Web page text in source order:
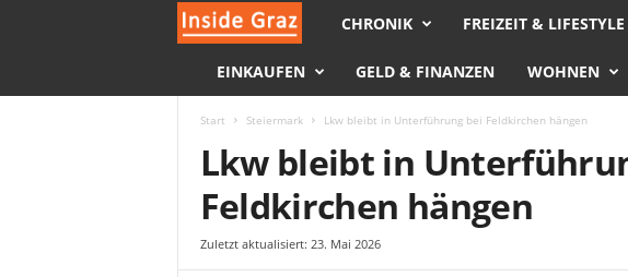
s
i
d
CHRONIK FREIZEIT & LIFESTYLE
EINKAUFEN GELD & FINANZEN WOHNEN
Start Steiermark Lkw bleibt in Unterführung bei Feldkirchen hängen
Lkw bleibt in
Feldkirchen hängen
Zuletzt aktualisiert: 23. Mai 2026